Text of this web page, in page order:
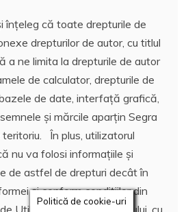
înțeleg că toate drepturile de
drepturilor de autor, cu titlul
a ne limita la drepturile de autor
de calculator, drepturile de
de date, interfață grafică,
și mărcile aparțin Segra
În plus, utilizatorul
nu va folosi informațiile și
de astfel de drepturi decât în
și conform condițiilor din
Utilizare. Utilizarea site-ului, cu
Politică de cookie-uri